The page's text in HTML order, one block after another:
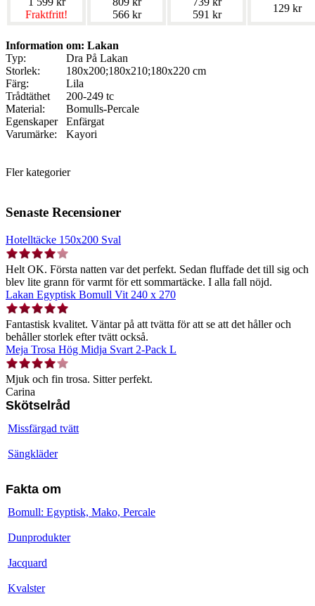
Fraktfritt!
566 kr
591 kr
129 kr
Information om: Lakan
Typ:
Dra På Lakan
Storlek:
180x200;180x210;180x220 cm
Färg:
Lila
Trådtäthet
200-249 tc
Material:
Bomulls-Percale
Egenskaper
Enfärgat
Varumärke:
Kayori
Fler kategorier
Senaste Recensioner
Hotelltäcke 150x200 Sval
Helt OK. Första natten var det perfekt. Sedan fluffade det till sig och
blev lite grann för varmt för ett sommartäcke. I alla fall nöjd.
Lakan Egyptisk Bomull Vit 240 x 270
Fantastisk kvalitet. Väntar på att tvätta för att se att det håller och
behåller storlek efter tvätt också.
Meja Trosa Hög Midja Svart 2-Pack L
Mjuk och fin trosa. Sitter perfekt.
Carina
Skötselråd
Missfärgad tvätt
Sängkläder
Fakta om
Bomull: Egyptisk, Mako, Percale
Dunprodukter
Jacquard
Kvalster